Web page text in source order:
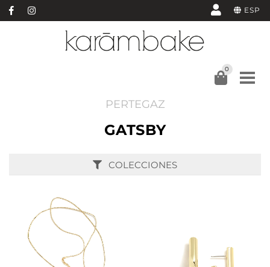
ESP
0
PERTEGAZ
GATSBY
COLECCIONES
VER AÑADIR AÑADIR